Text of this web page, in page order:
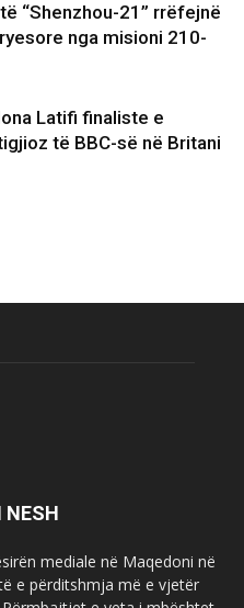
“Shenzhou-21” rrëfejnë
nga misioni 210-
Latifi finaliste e
të BBC-së në Britani
NESH
mediale në Maqedoni në
e përditshmja më e vjetër